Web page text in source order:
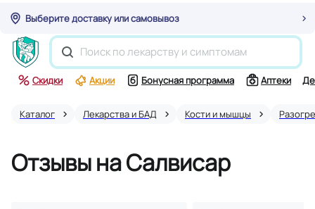
Выберите доставку или самовывоз
Скидки Акции Бонусная программа Аптеки
Каталог Лекарства и БАД Кости и мышцы
Отзывы на Салвисар